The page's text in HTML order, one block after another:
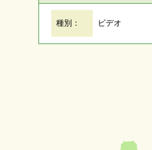
種別： ビデオ